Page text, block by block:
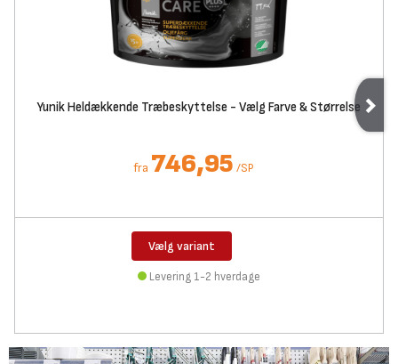
Yunik Heldækkende Træbeskyttelse - Vælg Farve & Størrelse
fra 746,95 /SP
Vælg variant
Levering 1-2 hverdage